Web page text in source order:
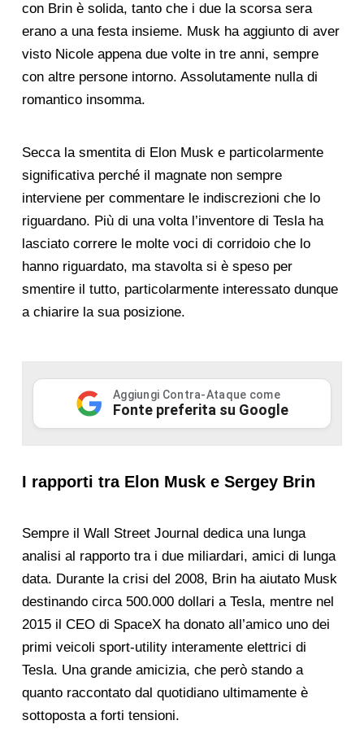
con Brin è solida, tanto che i due la scorsa sera
erano a una festa insieme. Musk ha aggiunto di aver
visto Nicole appena due volte in tre anni, sempre
con altre persone intorno. Assolutamente nulla di
romantico insomma.
Secca la smentita di Elon Musk e particolarmente
significativa perché il magnate non sempre
interviene per commentare le indiscrezioni che lo
riguardano. Più di una volta l’inventore di Tesla ha
lasciato correre le molte voci di corridoio che lo
hanno riguardato, ma stavolta si è speso per
smentire il tutto, particolarmente interessato dunque
a chiarire la sua posizione.
Aggiungi Contra-Ataque come
Fonte preferita su Google
I rapporti tra Elon Musk e Sergey Brin
Sempre il Wall Street Journal dedica una lunga
analisi al rapporto tra i due miliardari, amici di lunga
data. Durante la crisi del 2008, Brin ha aiutato Musk
destinando circa 500.000 dollari a Tesla, mentre nel
2015 il CEO di SpaceX ha donato all’amico uno dei
primi veicoli sport-utility interamente elettrici di
Tesla. Una grande amicizia, che però stando a
quanto raccontato dal quotidiano ultimamente è
sottoposta a forti tensioni.